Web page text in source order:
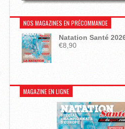
NOS MAGAZINES EN PRÉCOMMANDE
Natation Santé
€8,90
MAGAZINE EN LIGNE